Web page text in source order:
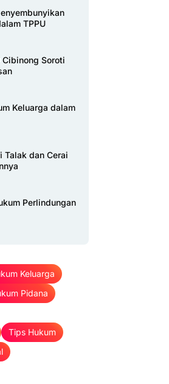
TPPU
Cibinong Soroti
Keluarga dalam
Talak dan Cerai
Perlindungan
Keluarga
Pidana
Tips Hukum